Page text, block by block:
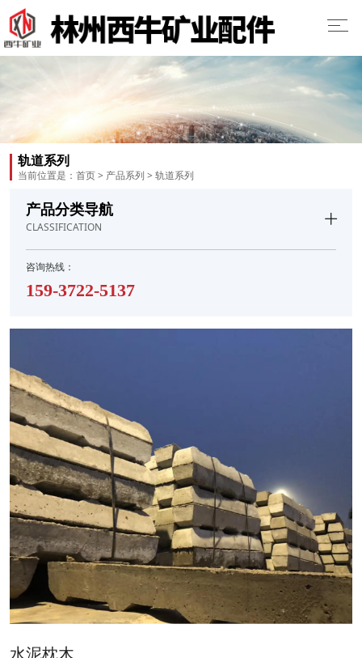
轨道系列
当前位置是： 首页> 产品系列 > 轨道系列
产品分类导航
CLASSIFICATION
咨询热线：
159-3722-5137
水泥枕木